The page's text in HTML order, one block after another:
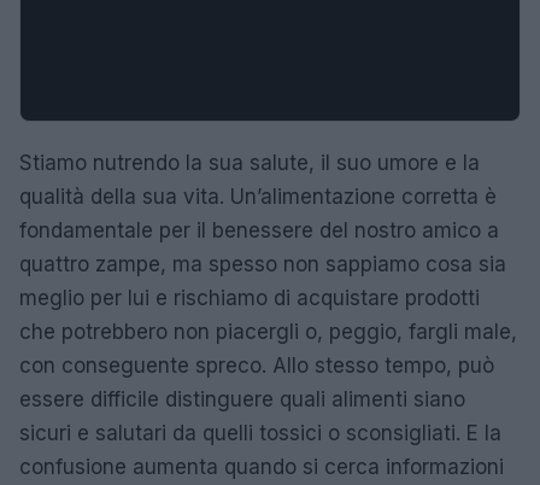
Stiamo nutrendo la sua salute, il suo umore e la
qualità della sua vita. Un’alimentazione corretta è
fondamentale per il benessere del nostro amico a
quattro zampe, ma spesso non sappiamo cosa sia
meglio per lui e rischiamo di acquistare prodotti
che potrebbero non piacergli o, peggio, fargli male,
con conseguente spreco. Allo stesso tempo, può
essere difficile distinguere quali alimenti siano
sicuri e salutari da quelli tossici o sconsigliati. E la
confusione aumenta quando si cerca informazioni